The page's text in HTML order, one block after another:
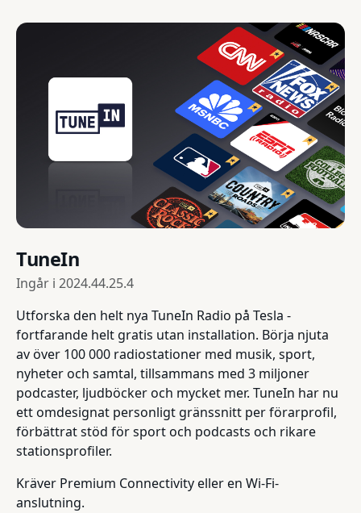
TuneIn
Ingår i 2024.44.25.4
Utforska den helt nya TuneIn Radio på Tesla -
fortfarande helt gratis utan installation. Börja njuta
av över 100 000 radiostationer med musik, sport,
nyheter och samtal, tillsammans med 3 miljoner
podcaster, ljudböcker och mycket mer. TuneIn har nu
ett omdesignat personligt gränssnitt per förarprofil,
förbättrat stöd för sport och podcasts och rikare
stationsprofiler.
Kräver Premium Connectivity eller en Wi-Fi-
anslutning.